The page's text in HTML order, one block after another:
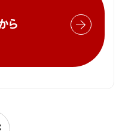
ら